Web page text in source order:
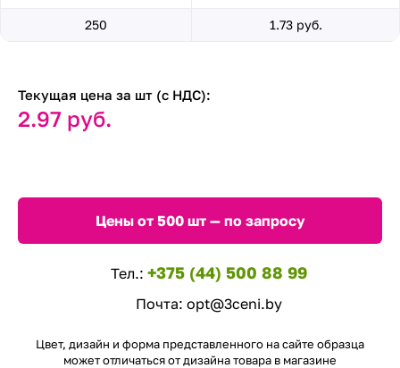
250 1.73 руб.
Текущая цена за шт (с НДС):
2.97 руб.
Цены от 500 шт — по запросу
Тел.: +375 (44) 500 88 99
Почта: opt@3ceni.by
Цвет, дизайн и форма представленного на сайте образца
может отличаться от дизайна товара в магазине